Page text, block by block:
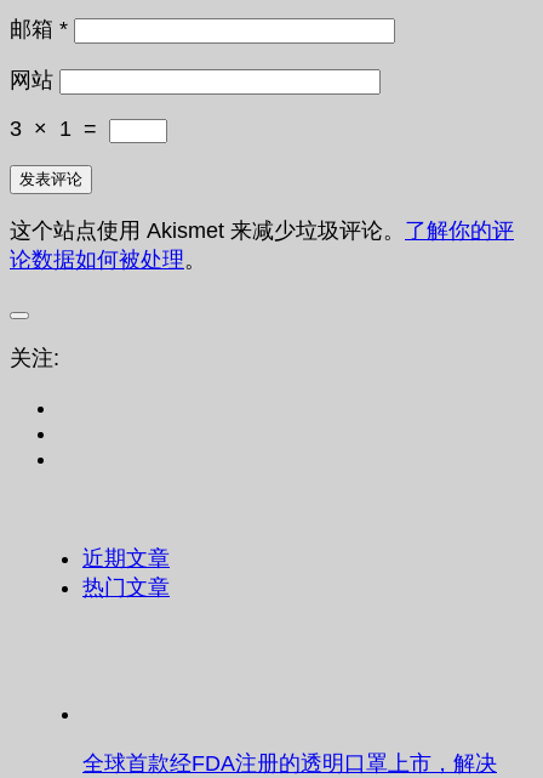
邮箱 *
网站
3 × 1 =
这个站点使用 Akismet 来减少垃圾评论。 了解你的评
论数据如何被处理。
关注:
近期文章
热门文章
全球首款经FDA注册的透明口罩上市，解决